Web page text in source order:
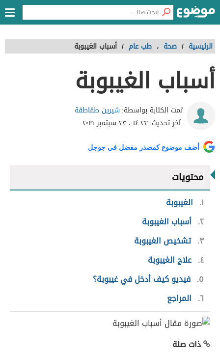
الرئيسية / صحة ، طب عام / أسباب الغيبوبة
أسباب الغيبوبة
تمت الكتابة بواسطة:شيرين طقاطقة
آخر تحديث:١٤:٢٣ ، ٢٣ سبتمبر ٢٠١٩
أضف موضوع كمصدر مفضل في جوجل
محتويات
١
الغيبوبة
٢ أسباب الغيبوبة
٣ تشخيص الغيبوبة
٤ علاج الغيبوبة
٥ فيديو كيف أدخل في غيبوبة؟
٦ المراجع
ذات صلة